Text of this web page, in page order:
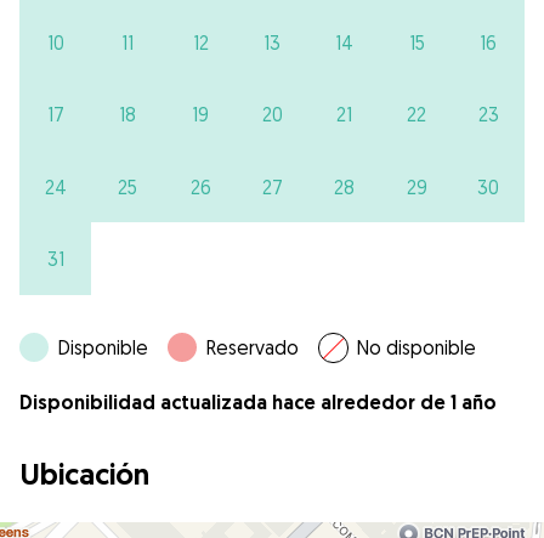
10 11 12 13 14 15 16
17 18 19 20 21 22 23
24 25 26 27 28 29 30
31
Disponible Reservado No disponible
Disponibilidad actualizada hace alrededor de 1 año
Ubicación